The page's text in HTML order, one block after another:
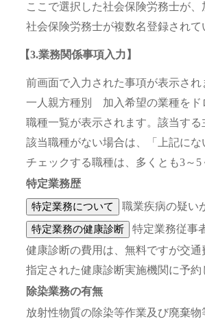
ここで選択した社会保険労務士が
社会保険労務士が複数名登録されて
【3.業務関係事項入力】
前画面で入力された事項が表示され
一人親方種別 加入希望の業種をド
職種一覧が表示されます。該当する
該当職種がない場合は、「上記に
チェックする職種は、多くとも3～5
特定業務歴
職業疾病の疑い
特定業務従事
健康診断の費用は、無料ですが交通
指定された健康診断実施機関に予約
除染業務の有無
放射性物質の除染等作業及び廃棄